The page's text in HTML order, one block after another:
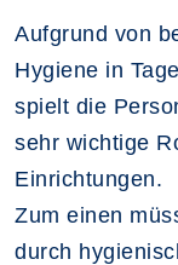
Aufgrund von
Hygiene in
spielt die
sehr wichtige
Einrichtungen.
Zum einen
durch